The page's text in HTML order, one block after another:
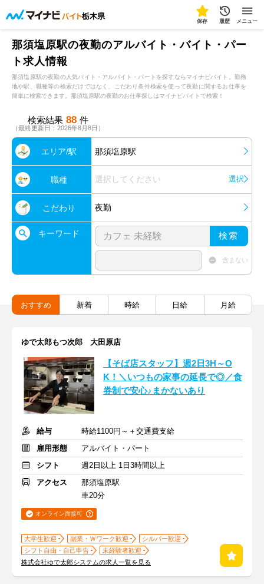
栃木県
保存 履歴 メニュー
那須塩原駅の夜勤のアルバイト・バイト・パー
ト求人情報
那須塩原駅の夜勤の人気バイト・アルバイト・パートを探すならマイナビバイト。勤務
地や駅、職種等の検索だけではなく、こだわり条件検索を使って夜勤に関するお仕事を
簡単に検索できます。那須塩原駅の夜勤のお仕事探しはマイナビバイトで検索！
検索結果 88 件
（最終更新日：2026年8月8日）
エリア/駅 那須塩原駅
職種 選択してください 選択
こだわり 夜勤
キーワード 検索
含まない
おすすめ 新着 時給 日給 月給
ゆで太郎もつ次郎 大田原店
【そば店スタッフ】週2日3H～O
K！＼いつもの家事の延長で◎／食
券制で安心♪まかないあり
給与
時給1100円～＋交通費支給
雇用形態
アルバイト・パート
シフト
週2日以上 1日3時間以上
アクセス
那須塩原駅
車20分
オンライン面接可
大学生歓迎 副業・Ｗワーク歓迎
シルバー歓迎
シフト自由・自己申告
未経験者歓迎
株式会社ゆで太郎システムの求人一覧を見る